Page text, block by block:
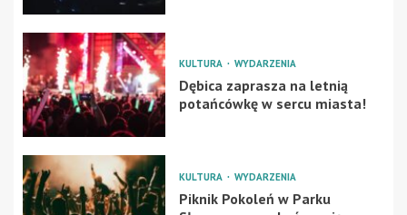
KULTURA WYDARZENIA
Dębica zaprasza na letnią
potańcówkę w sercu miasta!
KULTURA WYDARZENIA
Piknik Pokoleń w Parku